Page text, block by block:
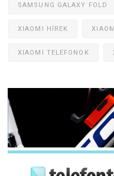
SAMSUNG GALAXY FOLD
XIAOMI HÍREK
XIAOMI TELEFONOK